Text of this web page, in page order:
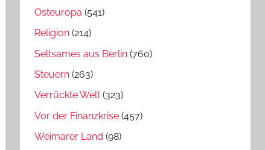
Osteuropa (541)
Religion (214)
Seltsames aus Berlin (760)
Steuern (263)
Verrückte Welt (323)
Vor der Finanzkrise (457)
Weimarer Land (98)